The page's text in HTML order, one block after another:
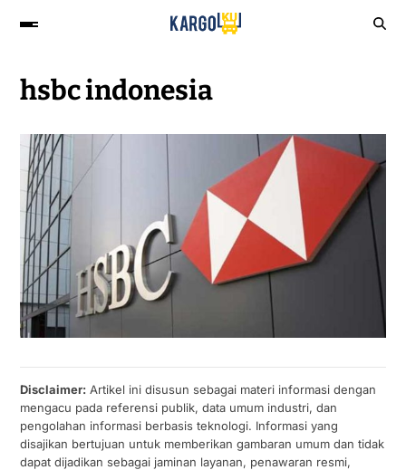
hsbc indonesia
Disclaimer:Artikel ini disusun sebagai materi informasi dengan
mengacu pada referensi publik, data umum industri, dan
pengolahan informasi berbasis teknologi. Informasi yang
disajikan bertujuan untuk memberikan gambaran umum dan tidak
dapat dijadikan sebagai jaminan layanan, penawaran resmi,